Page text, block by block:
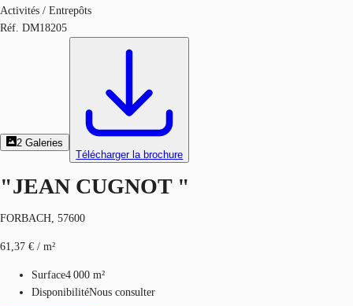
Activités / Entrepôts
Réf. DM18205
2 Galeries
Télécharger la brochure
"JEAN CUGNOT "
FORBACH, 57600
61,37 € / m²
Surface4 000 m²
DisponibilitéNous consulter